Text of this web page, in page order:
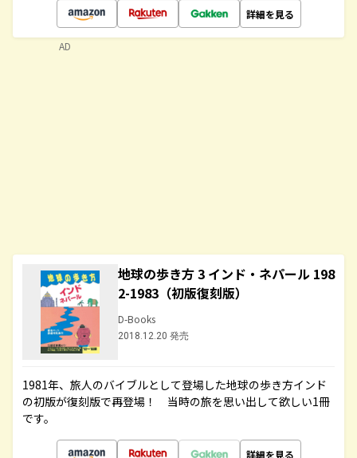
詳細を見る
地球の歩き方 3 インド・ネパール 198
2-1983（初版復刻版）
D-Books
2018.12.20 発売
1981年、旅人のバイブルとして登場した地球の歩き方インド
の初版が復刻版で再登場！ 当時の旅を思い出して欲しい1冊
です。
詳細を見る
AD